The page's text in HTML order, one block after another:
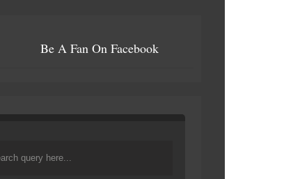
Be A Fan On Facebook